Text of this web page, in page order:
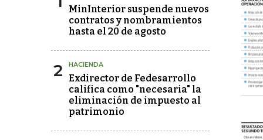
MinInterior suspende nuevos
contratos y nombramientos
hasta el 20 de agosto
2 HACIENDA
Exdirector de Fedesarrollo
califica como "necesaria" la
eliminación de impuesto al
patrimonio